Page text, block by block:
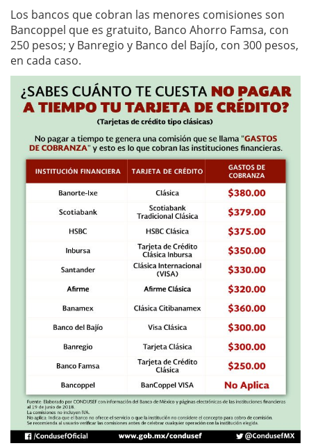
Los bancos que cobran las menores comisiones son
Bancoppel que es gratuito, Banco Ahorro Famsa, con
250 pesos; y Banregio y Banco del Bajío, con 300 pesos,
en cada caso.